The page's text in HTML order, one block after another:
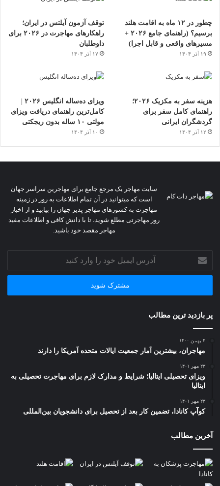
چطور در ۱۲ ماه به اقامت هلند
برسیم؟ (راهنمای جامع ۲۰۲۶ +
مسیرهای واقعی و قابل اجرا)
۱۹ آذر ۱۴۰۴
توقف آزمون آیلتس در ایران؛
راهکارهای مهاجرت در ۲۰۲۶ برای
داوطلبان
۱۷ آذر ۱۴۰۴
هزینه سفر به مکزیک ۲۰۲۶؛
راهنمای کامل سفر برای
گردشگران ایرانی
۱۲ آذر ۱۴۰۴
ویزای ده‌ساله انگلیس ۲۰۲۶ |
کامل‌ترین راهنمای دریافت ویزای
مولتی ۱۰ ساله بدون ریجکتی
۱۰ آذر ۱۴۰۴
سایت مهاجر یک مرجع جامع برای مهاجرین سراسر جهان
است که میتوانید در آن تمام اطلاعات به روز در زمینه
مهاجرت به کشورهای مهاجر پذیر جهان را بیابید و از اخبار
روز مهاجرتی مطلع شوید، تا با دانش کافی و اطلاعات مفید
مهاجر مقصد خود باشید.
ایمیل
خود
وارد
پر بازدید ترین مطالب
۴ بهمن ۱۴۰۰
مهاجران، بیشترین آمار جمعیت ایالات متحده آمریکا را دارند
۲۳ مهر ۱۴۰۱
ویزای تحصیلی ایتالیا؛ شرایط و مدارک لازم برای مهاجرت تحصیلی به
ایتالیا
۲۳ مهر ۱۴۰۱
کوآپ کانادا، تضمین کار بعد از تحصیل برای دانشجویان بین‌المللی
آخرین مطالب